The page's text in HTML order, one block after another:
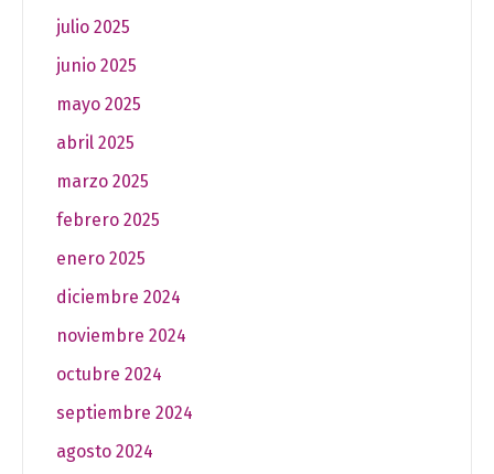
julio 2025
junio 2025
mayo 2025
abril 2025
marzo 2025
febrero 2025
enero 2025
diciembre 2024
noviembre 2024
octubre 2024
septiembre 2024
agosto 2024